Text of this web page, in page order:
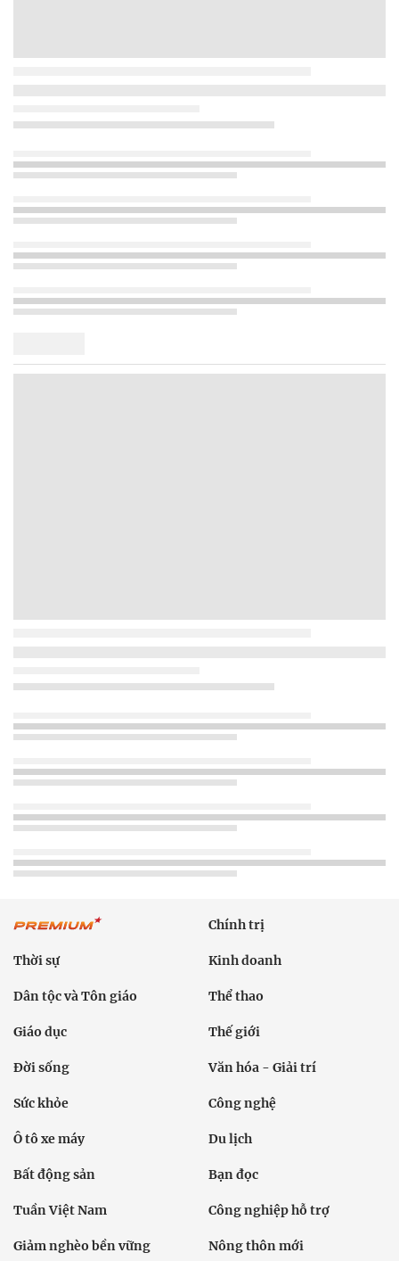
Chính trị
Thời sự Kinh doanh
Dân tộc và Tôn giáo Thể thao
Giáo dục Thế giới
Đời sống Văn hóa - Giải trí
Sức khỏe Công nghệ
Ô tô xe máy Du lịch
Bất động sản Bạn đọc
Tuần Việt Nam Công nghiệp hỗ trợ
Giảm nghèo bền vững Nông thôn mới